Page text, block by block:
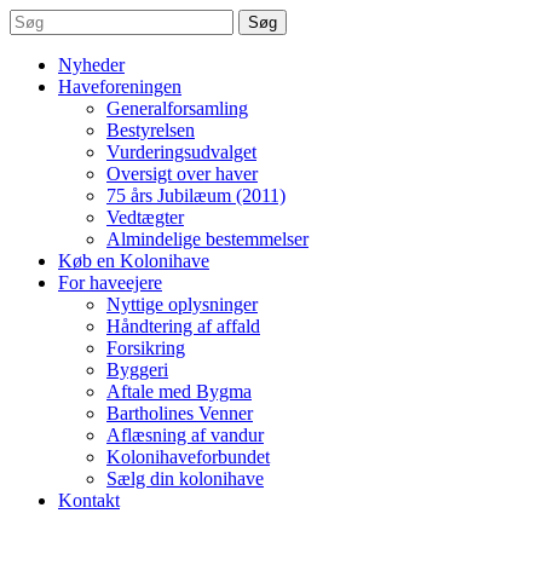
Søg
Nyheder
Haveforeningen
Generalforsamling
Bestyrelsen
Vurderingsudvalget
Oversigt over haver
75 års Jubilæum (2011)
Vedtægter
Almindelige bestemmelser
Køb en Kolonihave
For haveejere
Nyttige oplysninger
Håndtering af affald
Forsikring
Byggeri
Aftale med Bygma
Bartholines Venner
Aflæsning af vandur
Kolonihaveforbundet
Sælg din kolonihave
Kontakt